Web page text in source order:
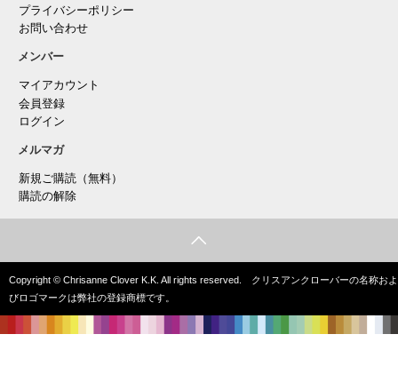
プライバシーポリシー
お問い合わせ
メンバー
マイアカウント
会員登録
ログイン
メルマガ
新規ご購読（無料）
購読の解除
Copyright © Chrisanne Clover K.K. All rights reserved. クリスアンクローバーの名称およ
びロゴマークは弊社の登録商標です。